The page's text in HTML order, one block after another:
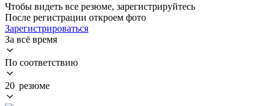
Чтобы видеть все резюме, зарегистрируйтесь
После регистрации откроем фото
Зарегистрироваться
За всё время
По соответствию
20 резюме